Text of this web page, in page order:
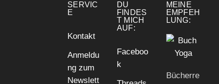
SERVIC
E
Kontakt
Anmeldu
ng zum
Newslett
DU
FINDES
T MICH
AUF:
Faceboo
k
MEINE
EMPFEH
LUNG:
Bücherre